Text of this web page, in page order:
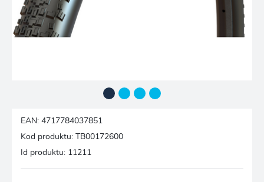
EAN: 4717784037851
Kod produktu:
TB00172600
Id produktu: 11211